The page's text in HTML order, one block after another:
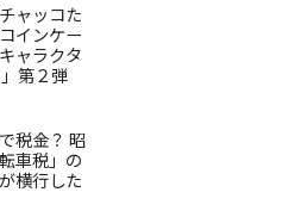
ャッコた
インケー
ャラクタ
第２弾
税金？ 昭
車税」の
横行した